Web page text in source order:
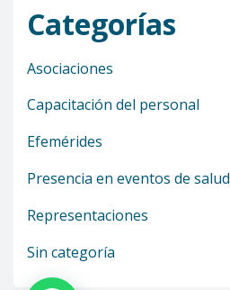
Categorías
Asociaciones
Capacitación del personal
Efemérides
Presencia en eventos de salud
Representaciones
Sin categoría